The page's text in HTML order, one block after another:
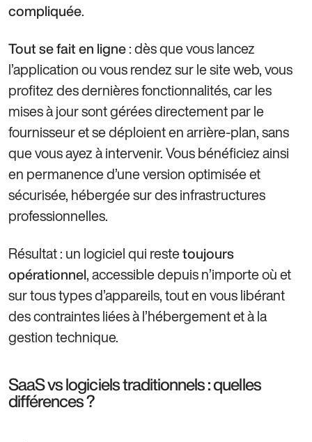
compliquée.
Tout se fait en ligne: dès que vous lancez
l’application ou vous rendez sur le site web, vous
profitez des dernières fonctionnalités, car les
mises à jour sont gérées directement par le
fournisseur et se déploient en arrière-plan, sans
que vous ayez à intervenir. Vous bénéficiez ainsi
en permanence d’une version optimisée et
sécurisée, hébergée sur des infrastructures
professionnelles.
Résultat : un logiciel qui restetoujours
opérationnel, accessible depuis n’importe où et
sur tous types d’appareils, tout en vous libérant
des contraintes liées à l’hébergement et à la
gestion technique.
SaaS vs logiciels traditionnels : quelles
différences ?